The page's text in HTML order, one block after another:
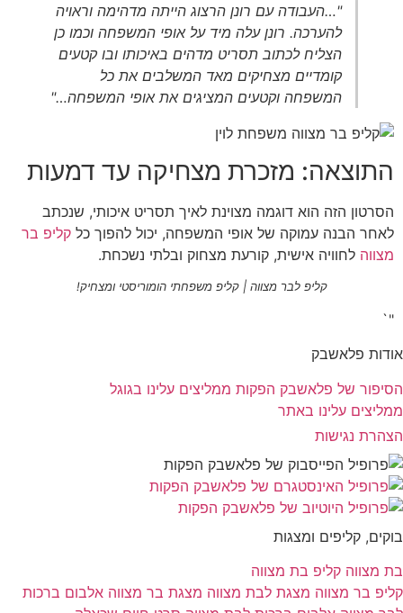
"…העבודה עם רונן הרצוג הייתה מדהימה וראויה
להערכה. רונן עלה מיד על אופי המשפחה וכמו כן
הצליח לכתוב תסריט מדהים באיכותו ובו קטעים
קומדיים מצחיקים מאד המשלבים את כל
המשפחה וקטעים המציגים את אופי המשפחה…"
התוצאה: מזכרת מצחיקה עד דמעות
הסרטון הזה הוא דוגמה מצוינת לאיך תסריט איכותי, שנכתב
לאחר הבנה עמוקה של אופי המשפחה, יכול להפוך כל קליפ בר
מצווה לחוויה אישית, קורעת מצחוק ובלתי נשכחת.
קליפ לבר מצווה | קליפ משפחתי הומוריסטי ומצחיק!
"`
אודות פלאשבק
הסיפור של פלאשבק הפקות ממליצים עלינו בגוגל
ממליצים עלינו באתר
הצהרת נגישות
בוקים, קליפים ומצגות
בת מצווה קליפ בת מצווה
קליפ בר מצווה מצגת לבת מצווה מצגת בר מצווה אלבום ברכות